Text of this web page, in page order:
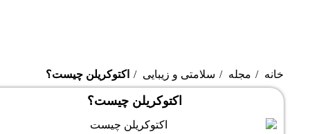
و زیبایی اکتوکریلن چیست؟
اکتوکریلن چیست؟